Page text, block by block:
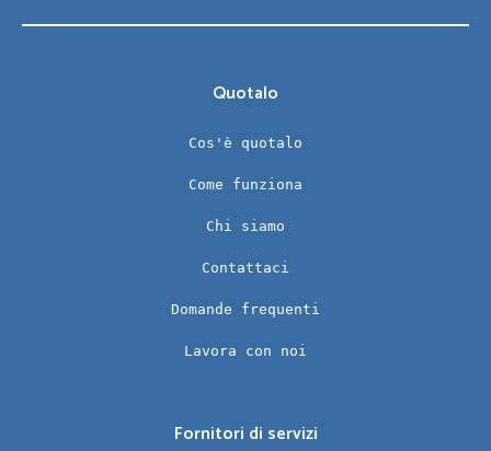
Quotalo
Cos'è quotalo
Come funziona
Chi siamo
Contattaci
Domande frequenti
Lavora con noi
Fornitori di servizi